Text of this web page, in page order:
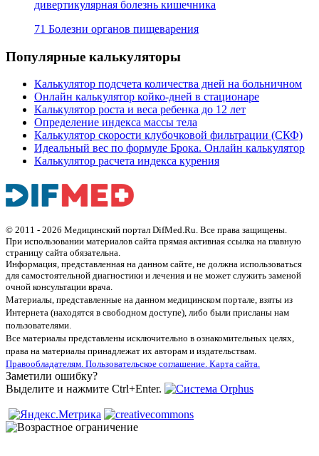
дивертикулярная болезнь кишечника
71 Болезни органов пищеварения
Популярные калькуляторы
Калькулятор подсчета количества дней на больничном
Онлайн калькулятор койко-дней в стационаре
Калькулятор роста и веса ребенка до 12 лет
Определение индекса массы тела
Калькулятор скорости клубочковой фильтрации (СКФ)
Идеальный вес по формуле Брока. Онлайн калькулятор
Калькулятор расчета индекса курения
© 2011 - 2026 Медицинский портал DifMed.Ru. Все права защищены.
При использовании материалов сайта прямая активная ссылка на главную
страницу сайта обязательна.
Информация, представленная на данном сайте, не должна использоваться
для самостоятельной диагностики и лечения и не может служить заменой
очной консультации врача.
Материалы, представленные на данном медицинском портале, взяты из
Интернета (находятся в свободном доступе), либо были присланы нам
пользователями.
Все материалы представлены исключительно в ознакомительных целях,
права на материалы принадлежат их авторам и издательствам.
Правообладателям. Пользовательское соглашение. Карта сайта.
Заметили ошибку?
Выделите и нажмите Ctrl+Enter.